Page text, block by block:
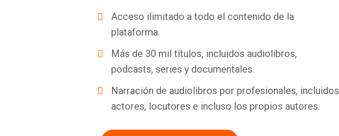
Acceso ilimitado a todo el contenido de la
plataforma.
Más de 30 mil títulos, incluidos audiolibros,
podcasts, series y documentales.
Narración de audiolibros por profesionales, incluidos
actores, locutores e incluso los propios autores.